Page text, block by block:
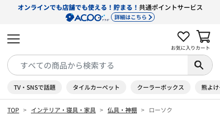
オンラインでも店舗でも使える！貯まる！ 共通ポイントサービス
詳細はこちら
お気に入り カート
TV・SNSで話題 タイルカーペット クーラーボックス 熊よ
TOP インテリア・寝具・家具 仏具・神棚 ローソク